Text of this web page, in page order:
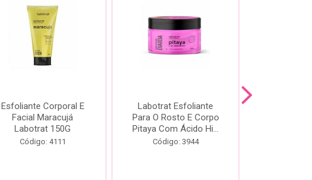
Esfoliante Corporal E
Facial Maracujá
Labotrat 150G
Código: 4111
Labotrat Esfoliante
Para O Rosto E Corpo
Pitaya Com Ácido Hi...
Código: 3944